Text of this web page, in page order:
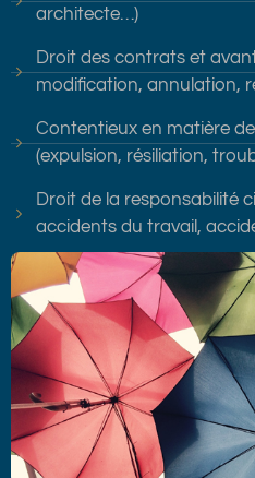
architecte…)
Droit des contrats et
modification, annulation,
Contentieux en matière
(expulsion, résiliation,
Droit de la responsabilité
accidents du travail,